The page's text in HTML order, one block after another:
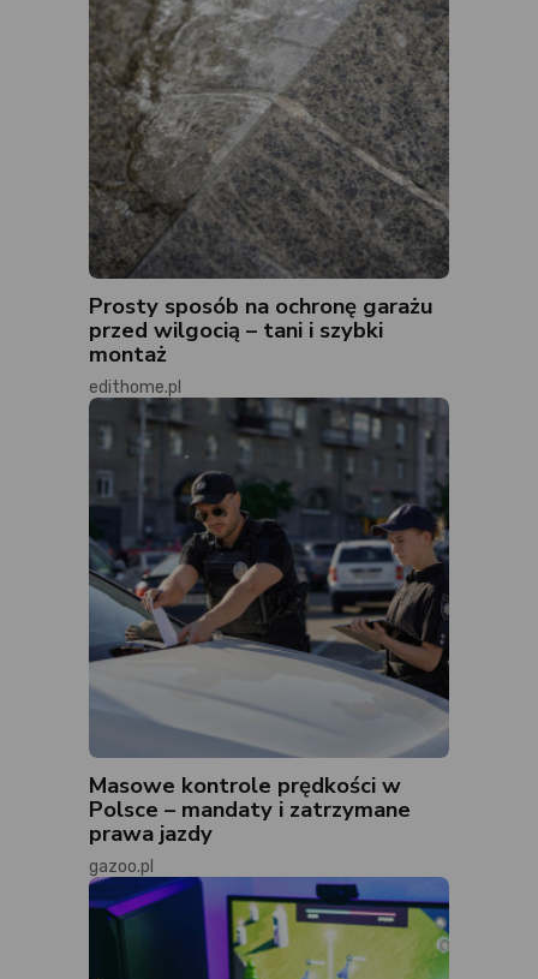
Prosty sposób na ochronę garażu
przed wilgocią – tani i szybki
montaż
edithome.pl
Masowe kontrole prędkości w
Polsce – mandaty i zatrzymane
prawa jazdy
gazoo.pl